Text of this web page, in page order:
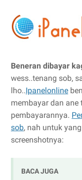
Beneran dibayar
wess..tenang sob,
lho..Ipanelonline
membayar dan ane
pembayarannya.
sob, nah untuk
screenshotnya:
BACA JUGA